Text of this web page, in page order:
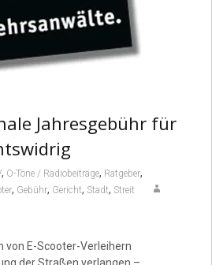
Jahresgebühr für
, O-Töne / Radiobeiträge, Ratgeber,
, Gebühr, Gericht, Stadt, Streit
von E-Scooter-Verleihern
der Straßen verlangen –